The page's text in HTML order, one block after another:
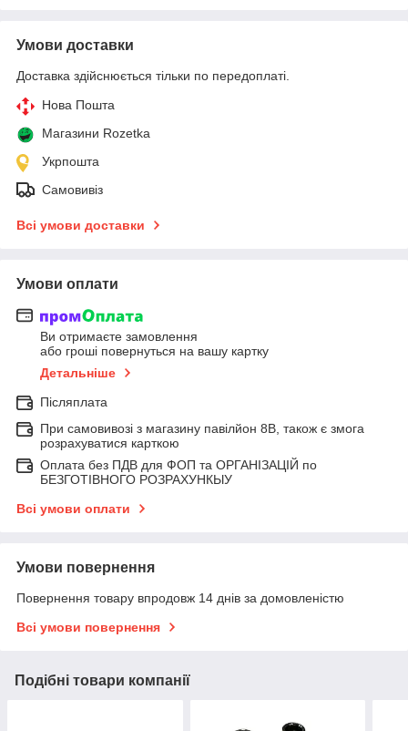
Умови доставки
Доставка здійснюється тільки по передоплаті.
Нова Пошта
Магазини Rozetka
Укрпошта
Самовивіз
Всі умови доставки
Умови оплати
Ви отримаєте замовлення
або гроші повернуться на вашу картку
Детальніше
Післяплата
При самовивозі з магазину павілйон 8В, також є змога
розрахуватися карткою
Оплата без ПДВ для ФОП та ОРГАНІЗАЦІЙ по
БЕЗГОТІВНОГО РОЗРАХУНКЫУ
Всі умови оплати
Умови повернення
Повернення товару впродовж 14 днів за домовленістю
Всі умови повернення
Подібні товари компанії